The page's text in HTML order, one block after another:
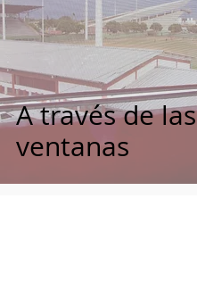
A través de las
ventanas